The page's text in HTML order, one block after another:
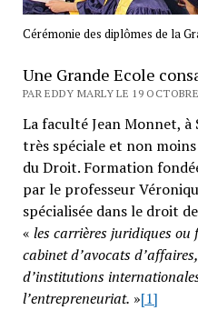
Cérémonie des diplômes de la
Une Grande Ecole
PAR EDDY MARLY LE 19
La faculté Jean Monnet,
très spéciale et non
du Droit. Formation
par le professeur
spécialisée dans le droit
« les carrières juridiques ou
cabinet d’avocats
d’institutions
l’entrepreneuriat. »[1]